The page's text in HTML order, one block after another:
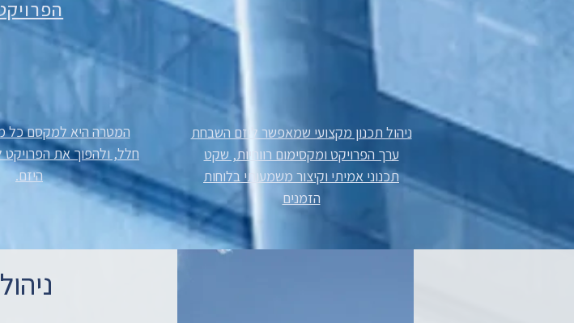
המטרה היא למקסם כל
חלל, ולהפוך את הפרויקט
היזם.
ניהול תכנון מקצועי שמאפשר ליזם השבחת
ערך הפרויקט ומקסימום רווחיות, שקט
תכנוני אמיתי וקיצור משמעותי בלוחות
הזמנים